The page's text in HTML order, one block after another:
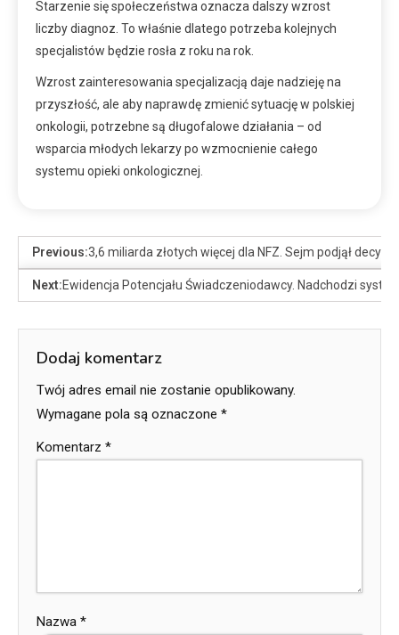
Starzenie się społeczeństwa oznacza dalszy wzrost
liczby diagnoz. To właśnie dlatego potrzeba kolejnych
specjalistów będzie rosła z roku na rok.
Wzrost zainteresowania specjalizacją daje nadzieję na
przyszłość, ale aby naprawdę zmienić sytuację w polskiej
onkologii, potrzebne są długofalowe działania – od
wsparcia młodych lekarzy po wzmocnienie całego
systemu opieki onkologicznej.
Previous:3,6 miliarda złotych więcej dla NFZ. Sejm podjął
Next:Ewidencja Potencjału Świadczeniodawcy. Nadchodzi
Dodaj komentarz
Twój adres email nie zostanie opublikowany.
Wymagane pola są oznaczone *
Komentarz *
Nazwa *